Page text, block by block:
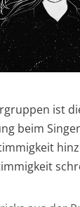
ist
beim